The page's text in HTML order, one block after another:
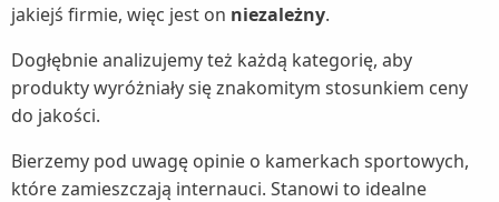
jakiejś firmie, więc jest on niezależny.
Dogłębnie analizujemy też każdą kategorię, aby
produkty wyróżniały się znakomitym stosunkiem ceny
do jakości.
Bierzemy pod uwagę opinie o kamerkach sportowych,
które zamieszczają internauci. Stanowi to idealne